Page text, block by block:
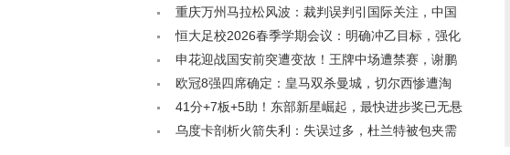
4悬了？或掉第6< /a>
重庆万州马拉松风波：裁判误判引国际关注，中国
田协重拳出击< /a>
恒大足校2026春季学期会议：明确冲乙目标，强化
廉政与经营< /a>
申花迎战国安前突遭变故！王牌中场遭禁赛，谢鹏
飞或成关键先生< /a>
欧冠8强四席确定：皇马双杀曼城，切尔西惨遭淘
汰，葡萄牙体育上演奇迹< /a>
41分+7板+5助！东部新星崛起，最快进步奖已无悬
念？< /a>
乌度卡剖析火箭失利：失误过多，杜兰特被包夹需